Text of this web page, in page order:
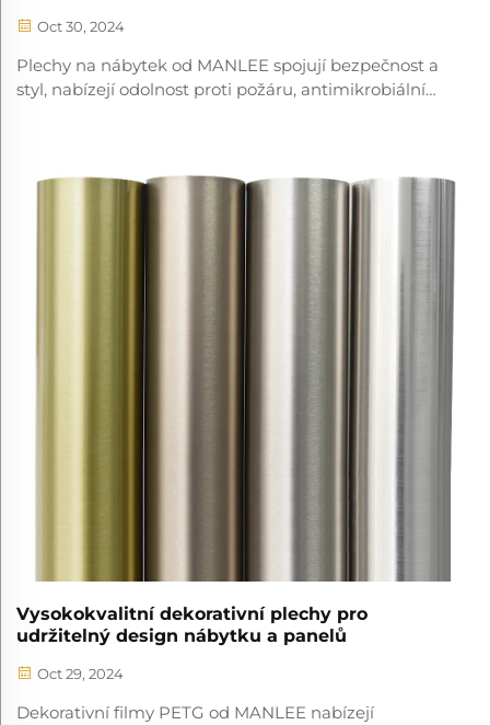
Oct 30, 2024
Plechy na nábytek od MANLEE spojují bezpečnost a
styl, nabízejí odolnost proti požáru, antimikrobiální
Vysokokvalitní dekorativní plechy pro
udržitelný design nábytku a panelů
Oct 29, 2024
Dekorativní filmy PETG od MANLEE nabízejí